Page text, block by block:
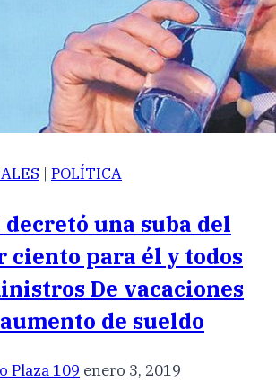
| POLÍTICA
una suba del
ciento para él y todos
De vacaciones
de sueldo
Plaza 109 enero 3, 2019